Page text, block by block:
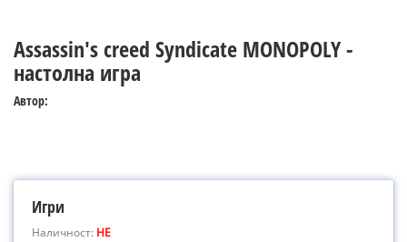
Assassin's creed Syndicate MONOPOLY -
настолна игра
Автор:
Игри
Наличност: НЕ